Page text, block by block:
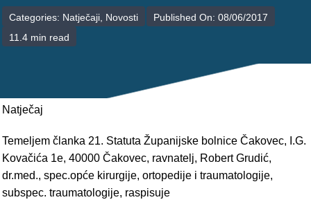
POLIKLINIKE
PALIJATIVNA SKRB
RAVNATELJSTVO
Categories: Natječaji, Novosti
Published On: 08/06/2017
11.4 min read
Natječaj
Temeljem članka 21. Statuta Županijske bolnice Čakovec, I.G.
Kovačića 1e, 40000 Čakovec, ravnatelj, Robert Grudić,
dr.med., spec.opće kirurgije, ortopedije i traumatologije,
subspec. traumatologije, raspisuje